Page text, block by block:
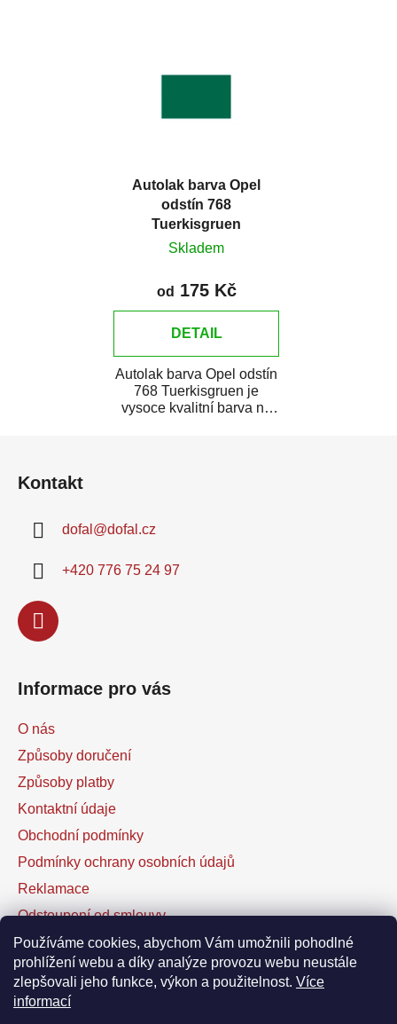
Používáme cookies, abychom Vám umožnili pohodlné
prohlížení webu a díky analýze provozu webu neustále
zlepšovali jeho funkce, výkon a použitelnost. Více
informací
Autolak barva Opel
odstín 768
Tuerkisgruen
Skladem
od 175 Kč
DETAIL
Autolak barva Opel odstín
768 Tuerkisgruen je
vysoce kvalitní barva na
Kontakt
dofal @dofal.cz
+420 776 75 24 97
Informace pro vás
O nás
Způsoby doručení
Způsoby platby
Kontaktní údaje
Obchodní podmínky
Podmínky ochrany osobních údajů
Reklamace
Odstoupení od smlouvy
Kontaktní formulář
Facebook